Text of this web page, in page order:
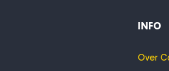
INFO
Over